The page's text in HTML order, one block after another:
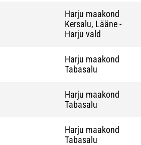
Harju maakond
Kersalu, Lääne -
Harju vald
Harju maakond
Tabasalu
Harju maakond
Tabasalu
Harju maakond
Tabasalu